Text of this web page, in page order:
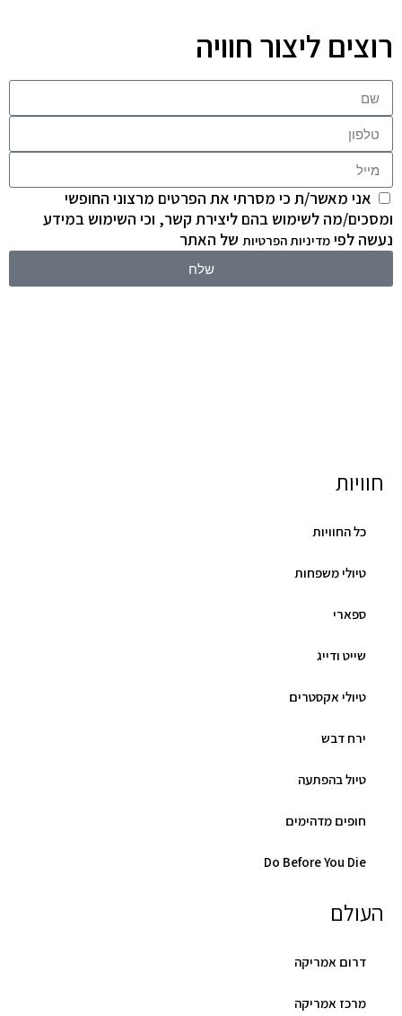
רוצים ליצור חוויה
אני מאשר/ת כי מסרתי את הפרטים מרצוני החופשי
ומסכים/מה לשימוש בהם ליצירת קשר, וכי השימוש במידע
נעשה לפי מדיניות הפרטיות של האתר
שלח
חוויות
כל החוויות
טיולי משפחות
ספארי
שייט ודייג
טיולי אקסטרים
ירח דבש
טיול בהפתעה
חופים מדהימים
Do Before You Die
העולם
דרום אמריקה
מרכז אמריקה